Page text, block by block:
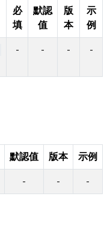
必
填
默認
值
版
本
示
例
- - - -
默認值 版本 示例
- - -